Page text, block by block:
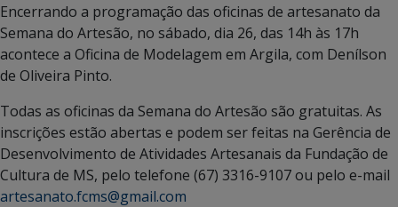
Encerrando a programação das oficinas de artesanato da
Semana do Artesão, no sábado, dia 26, das 14h às 17h
acontece a Oficina de Modelagem em Argila, com Denílson
de Oliveira Pinto.
Todas as oficinas da Semana do Artesão são gratuitas. As
inscrições estão abertas e podem ser feitas na Gerência de
Desenvolvimento de Atividades Artesanais da Fundação de
Cultura de MS, pelo telefone (67) 3316-9107 ou pelo e-mail
artesanato.fcms@gmail.com